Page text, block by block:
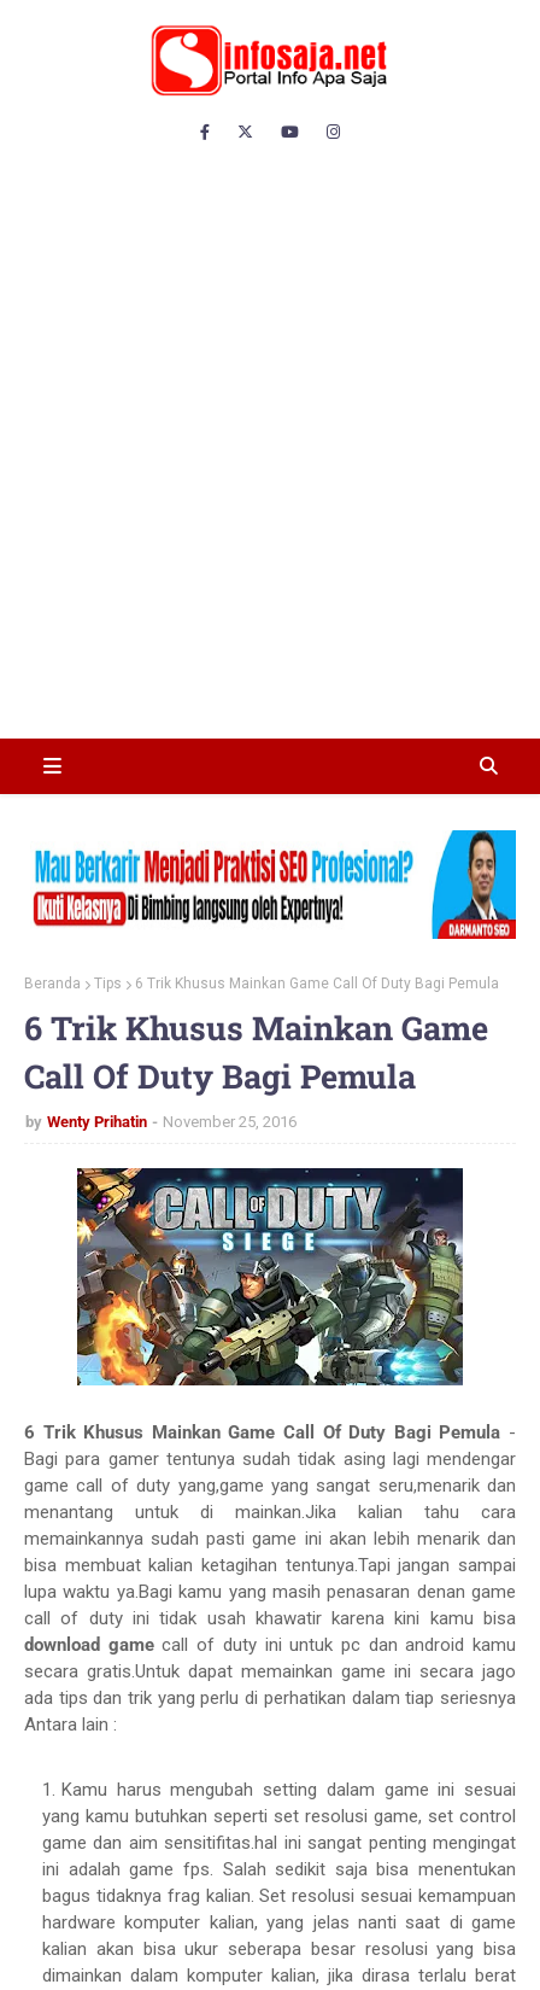
Beranda Tips 6 Trik Khusus Mainkan Game Call Of Duty Bagi Pemula
6 Trik Khusus Mainkan Game
Call Of Duty Bagi Pemula
by Wenty Prihatin November 25, 2016
6 Trik Khusus Mainkan Game Call Of Duty Bagi Pemula -
Bagi para gamer tentunya sudah tidak asing lagi mendengar
game call of duty yang,game yang sangat seru,menarik dan
menantang untuk di mainkan.Jika kalian tahu cara
memainkannya sudah pasti game ini akan lebih menarik dan
bisa membuat kalian ketagihan tentunya.Tapi jangan sampai
lupa waktu ya.Bagi kamu yang masih penasaran denan game
call of duty ini tidak usah khawatir karena kini kamu bisa
download gamecall of duty ini untuk pc dan android kamu
secara gratis.Untuk dapat memainkan game ini secara jago
ada tips dan trik yang perlu di perhatikan dalam tiap seriesnya
Antara lain :
Kamu harus mengubah setting dalam game ini sesuai
yang kamu butuhkan seperti set resolusi game, set control
game dan aim sensitifitas.hal ini sangat penting mengingat
ini adalah game fps. Salah sedikit saja bisa menentukan
bagus tidaknya frag kalian. Set resolusi sesuai kemampuan
hardware komputer kalian, yang jelas nanti saat di game
kalian akan bisa ukur seberapa besar resolusi yang bisa
dimainkan dalam komputer kalian, jika dirasa terlalu berat